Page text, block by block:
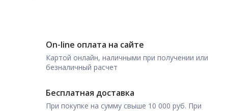
On-line оплата на сайте
Картой онлайн, наличными при получении или
безналичный расчет
Бесплатная доставка
При покупке на сумму свыше 10 000 руб. При